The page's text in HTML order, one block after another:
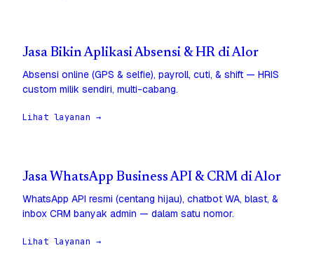
Jasa Bikin Aplikasi Absensi & HR di Alor
Absensi online (GPS & selfie), payroll, cuti, & shift — HRIS
custom milik sendiri, multi-cabang.
Lihat layanan →
Jasa WhatsApp Business API & CRM di Alor
WhatsApp API resmi (centang hijau), chatbot WA, blast, &
inbox CRM banyak admin — dalam satu nomor.
Lihat layanan →